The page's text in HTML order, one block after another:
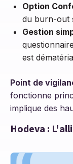
Option
du burn-out
Gestion
est
Point de
fonctionne
implique des
Hodeva :